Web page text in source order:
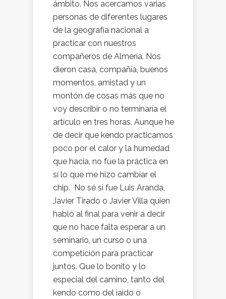
ámbito. Nos acercamos varias
personas de diferentes lugares
de la geografía nacional a
practicar con nuestros
compañeros de Almería. Nos
dieron casa, compañía, buenos
momentos, amistad y un
montón de cosas más que no
voy describir o no terminaría el
artículo en tres horas. Aunque he
de decir que kendo practicamos
poco por el calor y la humedad
que hacía, no fue la práctica en
sí lo que me hizo cambiar el
chip. No sé si fue Luis Aranda,
Javier Tirado o Javier Villa quien
habló al final para venir a decir
que no hace falta esperar a un
seminario, un curso o una
competición para practicar
juntos. Que lo bonito y lo
especial del camino, tanto del
kendo como del iaido o